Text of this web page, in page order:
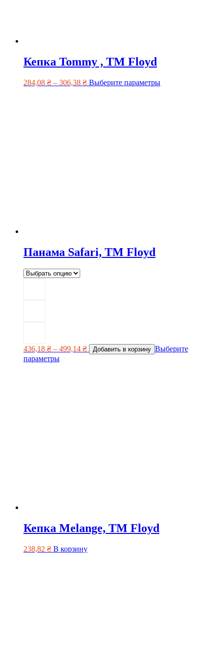
Кепка Tommy , TM Floyd
284,08 ₴ – 306,38 ₴ Выберите параметры
Панама Safari, ТМ Floyd
436,18 ₴ – 499,14 ₴ Добавить в корзину Выберите
параметры
Кепка Melange, TM Floyd
238,82 ₴ В корзину